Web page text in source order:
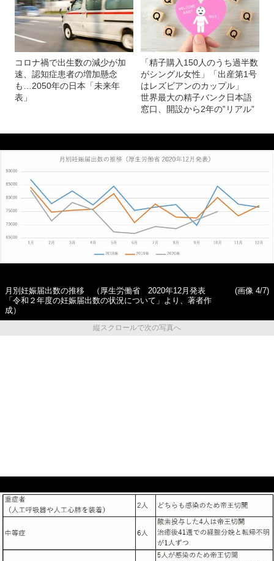
コロナ禍で出生数の減少が加
速、認知症患者の増加懸念
も…2050年の日本「未来年
表」
「精子購入150人のうち過半数
がシングル女性」「出産第1号
はレズビアンのカップル」
世界最大の精子バンク日本語
窓口、開設から2年の‟リアル”
月別妊娠届出数の推移 （厚生労働省 2020年12月発表
「令和２年度の妊娠届出数の状況について」より、著者作
成）
(画像 4/7)
縦スクロールで次の写真へ